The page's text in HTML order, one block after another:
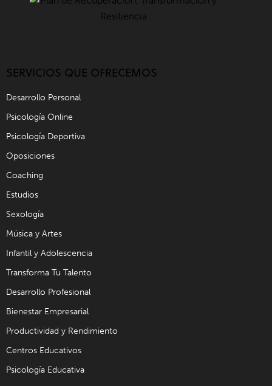
SERVICIOS QUE OFRECEMOS
Desarrollo Personal
Psicología Online
Psicología Deportiva
Oposiciones
Coaching
Estudios
Sexología
Música y Artes
Infantil y Adolescencia
Transforma Tu Talento
Desarrollo Profesional
Bienestar Empresarial
Productividad y Rendimiento
Centros Educativos
Psicología Educativa